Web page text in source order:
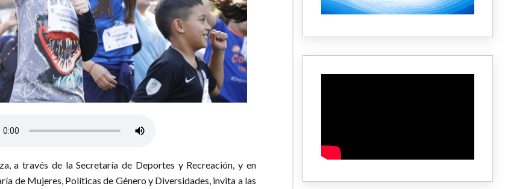
a través de la Secretaría de Deportes y Recreación, y en
de Mujeres, Políticas de Género y Diversidades, invita a las